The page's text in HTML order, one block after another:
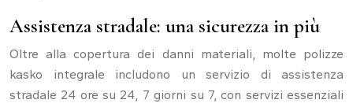
Assistenza stradale: una sicurezza in più
Oltre alla copertura dei danni materiali, molte polizze
kasko integrale includono un servizio di assistenza
stradale 24 ore su 24, 7 giorni su 7, con servizi essenziali